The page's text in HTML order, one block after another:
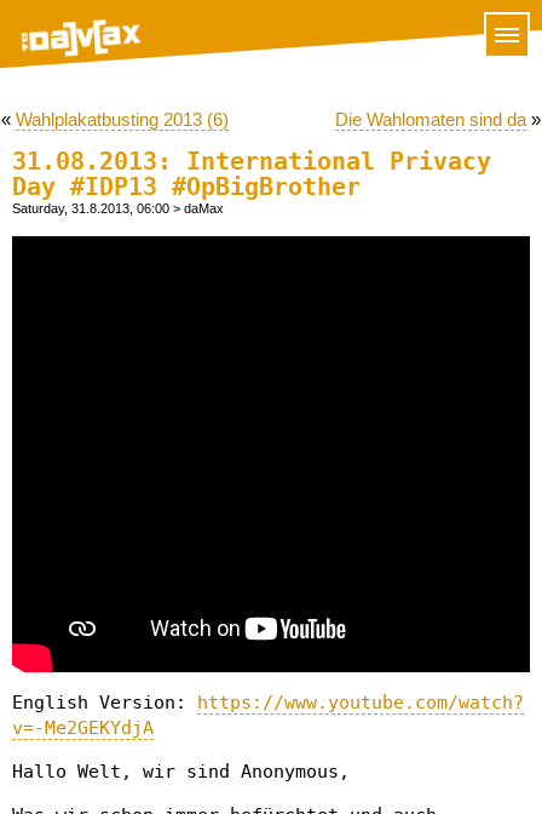
« Wahlplakatbusting 2013 (6) Die Wahlomaten sind da »
31.08.2013: International Privacy
Day #IDP13 #OpBigBrother
Saturday, 31.8.2013, 06:00 > daMax
English Version: https://www.youtube.com/watch?
v=-Me2GEKYdjA
Hallo Welt, wir sind Anonymous,